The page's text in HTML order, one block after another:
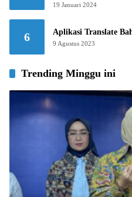
19 Januari 2024
6 Aplikasi Translate
9 Agustus 2023
Trending Minggu ini